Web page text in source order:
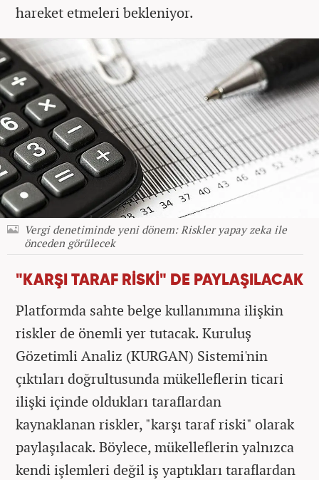
hareket etmeleri bekleniyor.
Vergi denetiminde yeni dönem: Riskler yapay zeka ile
önceden görülecek
"KARŞI TARAF RİSKİ" DE PAYLAŞILACAK
Platformda sahte belge kullanımına ilişkin
riskler de önemli yer tutacak. Kuruluş
Gözetimli Analiz (KURGAN) Sistemi'nin
çıktıları doğrultusunda mükelleflerin ticari
ilişki içinde oldukları taraflardan
kaynaklanan riskler, "karşı taraf riski" olarak
paylaşılacak. Böylece, mükelleflerin yalnızca
kendi işlemleri değil iş yaptıkları taraflardan